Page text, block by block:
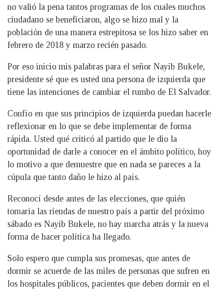
no valió la pena tantos programas de los cuales muchos
ciudadano se beneficiaron, algo se hizo mal y la
población de una manera estrepitosa se los hizo saber en
febrero de 2018 y marzo recién pasado.
Por eso inicio mis palabras para el señor Nayib Bukele,
presidente sé que es usted una persona de izquierda que
tiene las intenciones de cambiar el rumbo de El Salvador.
Confío en que sus principios de izquierda puedan hacerle
reflexionar en lo que se debe implementar de forma
rápida. Usted qué criticó al partido que le dio la
oportunidad de darle a conocer en el ámbito político, hoy
lo motivo a que demuestre que en nada se pareces a la
cúpula que tanto daño le hizo al país.
Reconocí desde antes de las elecciones, que quién
tomaría las riendas de nuestro país a partir del próximo
sábado es Nayib Bukele, no hay marcha atrás y la nueva
forma de hacer política ha llegado.
Solo espero que cumpla sus promesas, que antes de
dormir se acuerde de las miles de personas que sufren en
los hospitales públicos, pacientes que deben dormir en el